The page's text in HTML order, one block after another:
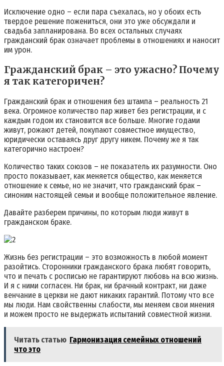
Исключение одно – если пара съехалась, но у обоих есть
твердое решение пожениться, они это уже обсуждали и
свадьба запланирована. Во всех остальных случаях
гражданский брак означает проблемы в отношениях и наносит
им урон.
Гражданский брак – это ужасно? Почему
я так категоричен?
Гражданский брак и отношения без штампа – реальность 21
века. Огромное количество пар живет без регистрации, и с
каждым годом их становится все больше. Многие годами
живут, рожают детей, покупают совместное имущество,
юридически оставаясь друг другу никем. Почему же я так
категорично настроен?
Количество таких союзов – не показатель их разумности. Оно
просто показывает, как меняется общество, как меняется
отношение к семье, но не значит, что гражданский брак –
синоним настоящей семьи и вообще положительное явление.
Давайте разберем причины, по которым люди живут в
гражданском браке.
Жизнь без регистрации – это возможность в любой момент
разойтись. Сторонники гражданского брака любят говорить,
что и печать с росписью не гарантируют любовь на всю жизнь.
И я с ними согласен. Ни брак, ни брачный контракт, ни даже
венчание в церкви не дают никаких гарантий. Потому что все
мы люди. Нам свойственны слабости, мы меняем свои мнения
и можем просто не выдержать испытаний совместной жизни.
Читать статью Гармонизация семейных отношений
что это